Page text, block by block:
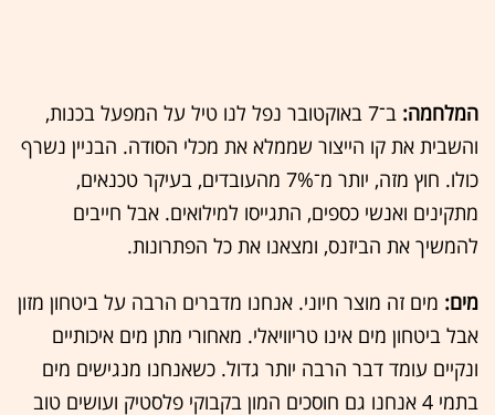
המלחמה:
ב־7 באוקטובר נפל לנו טיל על המפעל בכנות,
והשבית את קו הייצור שממלא את מכלי הסודה. הבניין נשרף
כולו. חוץ מזה, יותר מ־7% מהעובדים, בעיקר טכנאים,
מתקינים ואנשי כספים, התגייסו למילואים. אבל חייבים
להמשיך את הביזנס, ומצאנו את כל הפתרונות.
מים: מים זה מוצר חיוני. אנחנו מדברים הרבה על ביטחון מזון
אבל ביטחון מים אינו טריוויאלי. מאחורי מתן מים איכותיים
ונקיים עומד דבר הרבה יותר גדול. כשאנחנו מנגישים מים
בתמי 4 אנחנו גם חוסכים המון בקבוקי פלסטיק ועושים טוב